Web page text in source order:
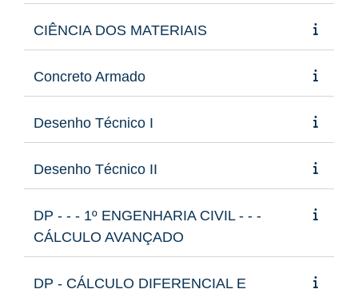
CIÊNCIA DOS MATERIAIS
Concreto Armado
Desenho Técnico I
Desenho Técnico II
DP - - - 1º ENGENHARIA CIVIL - - -
CÁLCULO AVANÇADO
DP - CÁLCULO DIFERENCIAL E